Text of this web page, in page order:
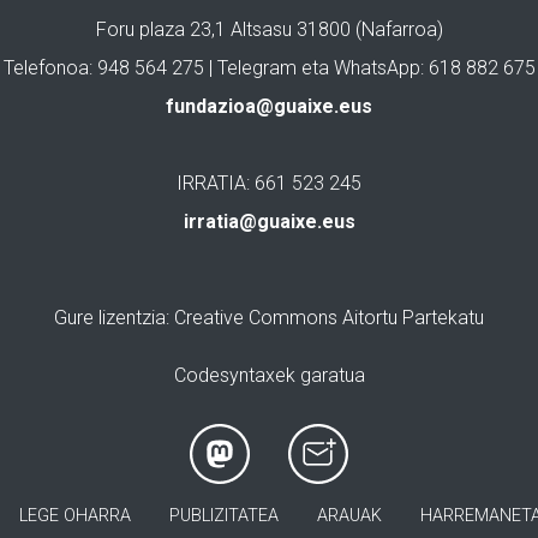
Foru plaza 23,1 Altsasu 31800 (Nafarroa)
Telefonoa: 948 564 275 | Telegram eta WhatsApp: 618 882 675
fundazioa@guaixe.eus
IRRATIA: 661 523 245
irratia@guaixe.eus
Gure lizentzia: Creative Commons Aitortu Partekatu
Codesyntaxek garatua
LEGE OHARRA PUBLIZITATEA ARAUAK